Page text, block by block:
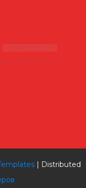
| Distributed